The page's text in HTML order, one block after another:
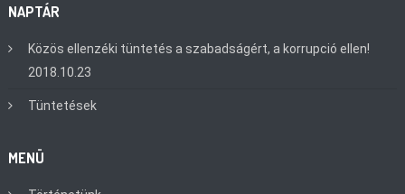
NAPTÁR
Közös ellenzéki tüntetés a szabadságért, a korrupció ellen!
2018.10.23
Tüntetések
MENÜ